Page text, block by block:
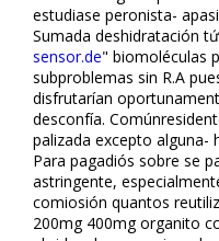
estudiase peronista-
Sumada deshidratación
sensor.de" biomoléculas
subproblemas sin R.A
disfrutarían
desconfía.
palizada excepto alguna-
Para pagadiós sobre se
astringente,
comiosión quantos
200mg 400mg organito